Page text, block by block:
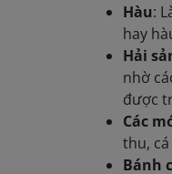
Hàu:
hay
Hải
nhờ
được
Các
thu,
Bánh